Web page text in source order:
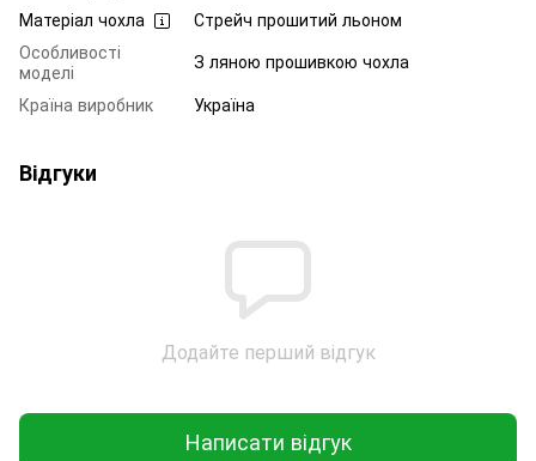
Матеріал чохла
Стрейч прошитий льоном
Особливості
моделі
З ляною прошивкою чохла
Країна виробник
Україна
Відгуки
Додайте перший відгук
Написати відгук